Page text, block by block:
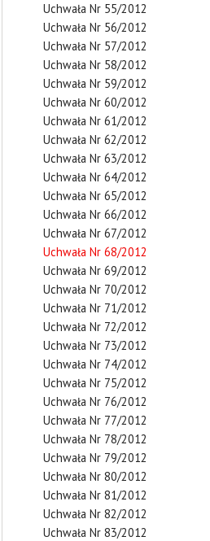
Uchwała Nr 55/2012
Uchwała Nr 56/2012
Uchwała Nr 57/2012
Uchwała Nr 58/2012
Uchwała Nr 59/2012
Uchwała Nr 60/2012
Uchwała Nr 61/2012
Uchwała Nr 62/2012
Uchwała Nr 63/2012
Uchwała Nr 64/2012
Uchwała Nr 65/2012
Uchwała Nr 66/2012
Uchwała Nr 67/2012
Uchwała Nr 68/2012
Uchwała Nr 69/2012
Uchwała Nr 70/2012
Uchwała Nr 71/2012
Uchwała Nr 72/2012
Uchwała Nr 73/2012
Uchwała Nr 74/2012
Uchwała Nr 75/2012
Uchwała Nr 76/2012
Uchwała Nr 77/2012
Uchwała Nr 78/2012
Uchwała Nr 79/2012
Uchwała Nr 80/2012
Uchwała Nr 81/2012
Uchwała Nr 82/2012
Uchwała Nr 83/2012